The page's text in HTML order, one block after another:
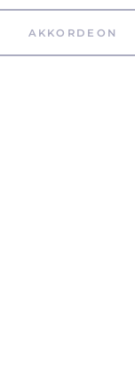
AKKORDEON